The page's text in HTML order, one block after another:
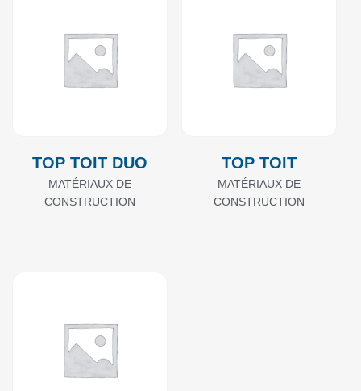
TOP TOIT DUO
MATÉRIAUX DE
CONSTRUCTION
TOP TOIT
MATÉRIAUX DE
CONSTRUCTION